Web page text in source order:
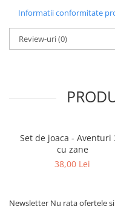
Informatii conformitate
Review-uri(0)
Set de joaca - Aventuri
cu zane
38,00 Lei
Newsletter Nu rata ofertele